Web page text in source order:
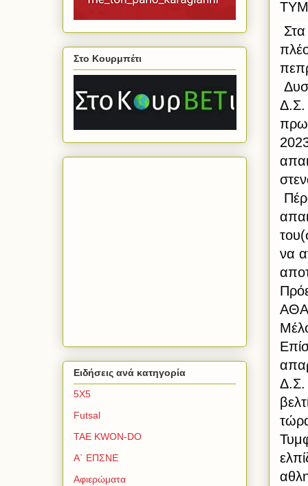
Δ.Σ.
να
Δ.Σ.
Στο Κουρμπέτι
Ειδήσεις ανά κατηγορία
5Χ5
Futsal
TAE KWON-DO
Α΄ ΕΠΣΝΕ
Αφιερώματα